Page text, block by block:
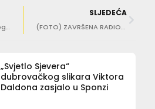
PROLJEĆE PRI DVORU Bogati glazbeno-plesni program KUD-a ‘Stjepan Radić’
SLJEDEĆA
(FOTO) ZAVRŠENA RADIONICA DUBROVAČKIH MUZEJA U Revelinu izrađivali i ukrašavali glinene posude
„Svjetlo Sjevera“
dubrovačkog slikara Viktora
Daldona zasjalo u Sponzi